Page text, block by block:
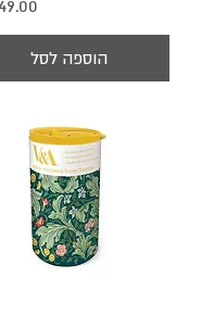
הוספה לסל